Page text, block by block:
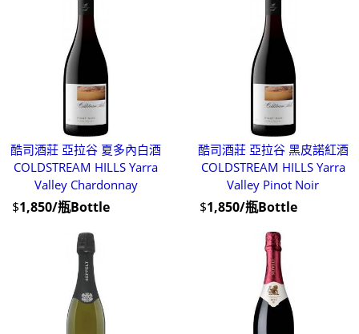
酷司酒莊 亞拉谷 夏多內白酒
COLDSTREAM HILLS Yarra
Valley Chardonnay
$1,850/瓶Bottle
酷司酒莊 亞拉谷 黑皮諾紅酒
COLDSTREAM HILLS Yarra
Valley Pinot Noir
$1,850/瓶Bottle